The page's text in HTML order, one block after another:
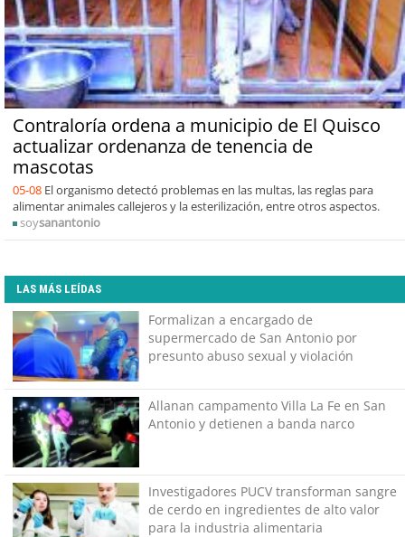
Contraloría ordena a municipio de El Quisco
actualizar ordenanza de tenencia de
mascotas
05-08 El organismo detectó problemas en las multas, las reglas para
alimentar animales callejeros y la esterilización, entre otros aspectos.
soysanantonio
LAS MÁS LEÍDAS
Formalizan a encargado de
supermercado de San Antonio por
presunto abuso sexual y violación
Allanan campamento Villa La Fe en San
Antonio y detienen a banda narco
Investigadores PUCV transforman sangre
de cerdo en ingredientes de alto valor
para la industria alimentaria